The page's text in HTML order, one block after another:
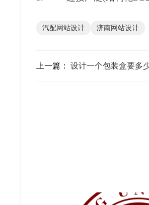
汽配网站设计 济南网站设计
上一篇： 设计一个包装盒要多